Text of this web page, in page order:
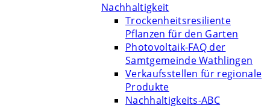
Nachhaltigkeit
Trockenheitsresiliente
Pflanzen für den Garten
Photovoltaik-FAQ der
Samtgemeinde Wathlingen
Verkaufsstellen für regionale
Produkte
Nachhaltigkeits-ABC